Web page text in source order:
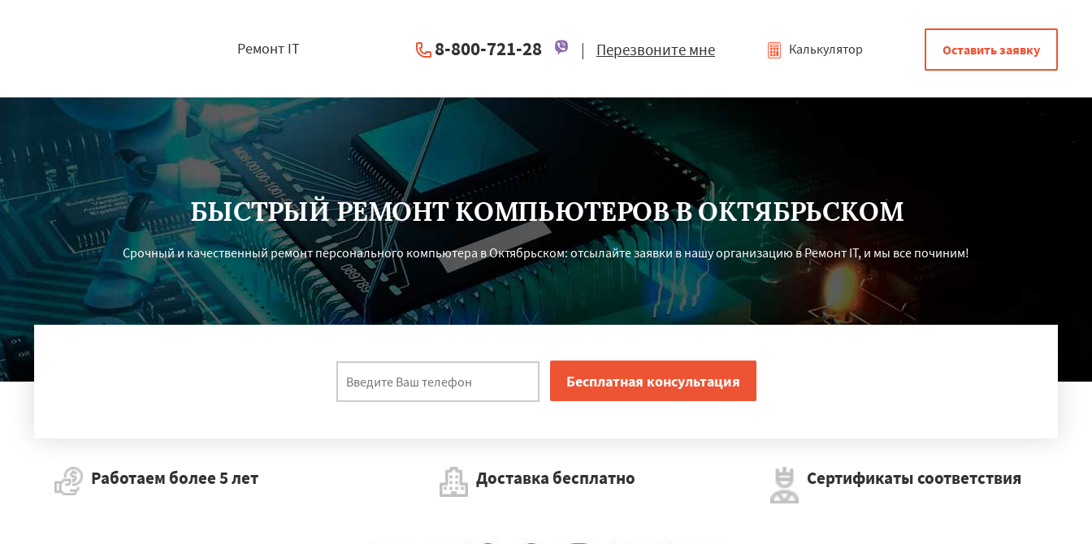
Ремонт IT 8-800-721-28 | Перезвоните мне Калькулятор Оставить заявку
БЫСТРЫЙ РЕМОНТ КОМПЬЮТЕРОВ В ОКТЯБРЬСКОМ
Срочный и качественный ремонт персонального компьютера в Октябрьском: отсылайте заявки в нашу организацию в Ремонт IT, и мы все починим!
Работаем более 5 лет Доставка бесплатно Сертификаты соответствия